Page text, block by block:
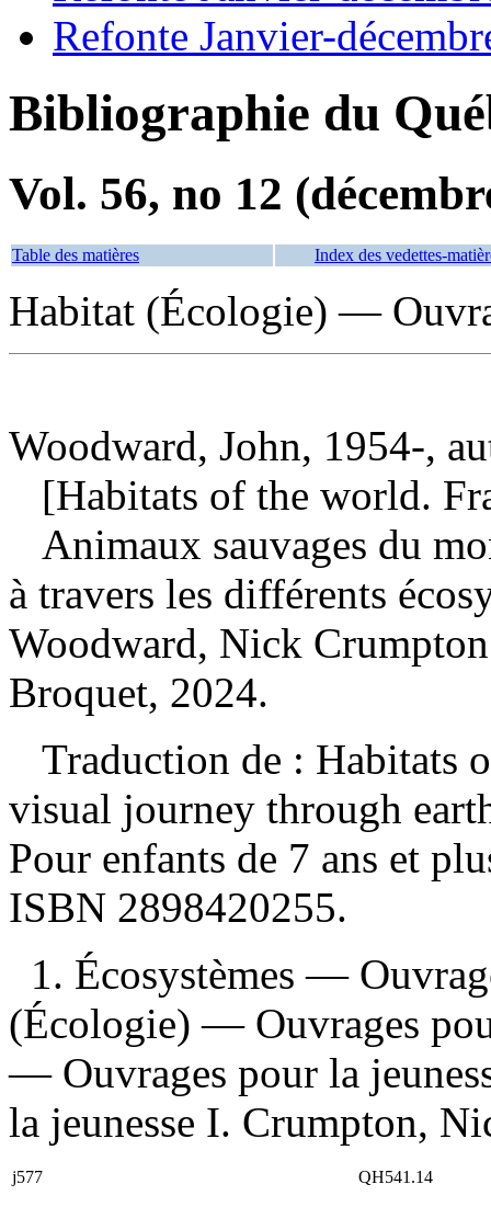
Refonte Janvier-
Bibliographie du
Vol. 56, no 12
Table des matières Index des vedettes-
Habitat (Écologie) —
Woodward, John, 1954-,
[Habitats of the world.
Animaux sauvages du
à travers les différents
Woodward, Nick
Broquet, 2024.
Traduction de : Habitats
visual journey through
Pour enfants de 7 ans et
ISBN 2898420255.
1. Écosystèmes —
(Écologie) — Ouvrages
— Ouvrages pour la
la jeunesse I. Crumpton,
j577 QH541.14